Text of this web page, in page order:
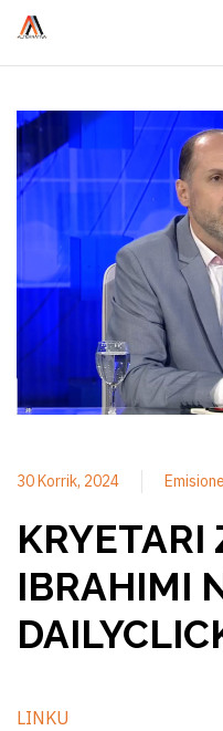
30 Korrik, 2024 Emisione
KRYETARI
IBRAHIMI
LINKU